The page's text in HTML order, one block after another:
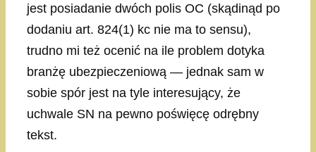
jest posiadanie dwóch polis OC (skądinąd po
dodaniu art. 824(1) kc nie ma to sensu),
trudno mi też ocenić na ile problem dotyka
branżę ubezpieczeniową — jednak sam w
sobie spór jest na tyle interesujący, że
uchwale SN na pewno poświęcę odrębny
tekst.